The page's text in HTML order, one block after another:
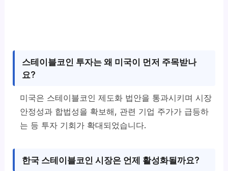
스테이블코인 투자는 왜 미국이 먼저 주목받나
요?
미국은 스테이블코인 제도화 법안을 통과시키며 시장
안정성과 합법성을 확보해, 관련 기업 주가가 급등하
는 등 투자 기회가 확대되었습니다.
한국 스테이블코인 시장은 언제 활성화될까요?